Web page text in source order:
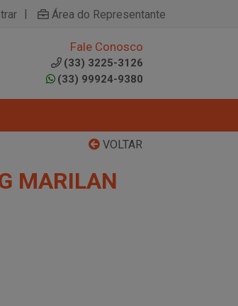
| Área do Representante
Fale Conosco
(33) 3225-3126
(33) 99924-9380
VOLTAR
MARILAN